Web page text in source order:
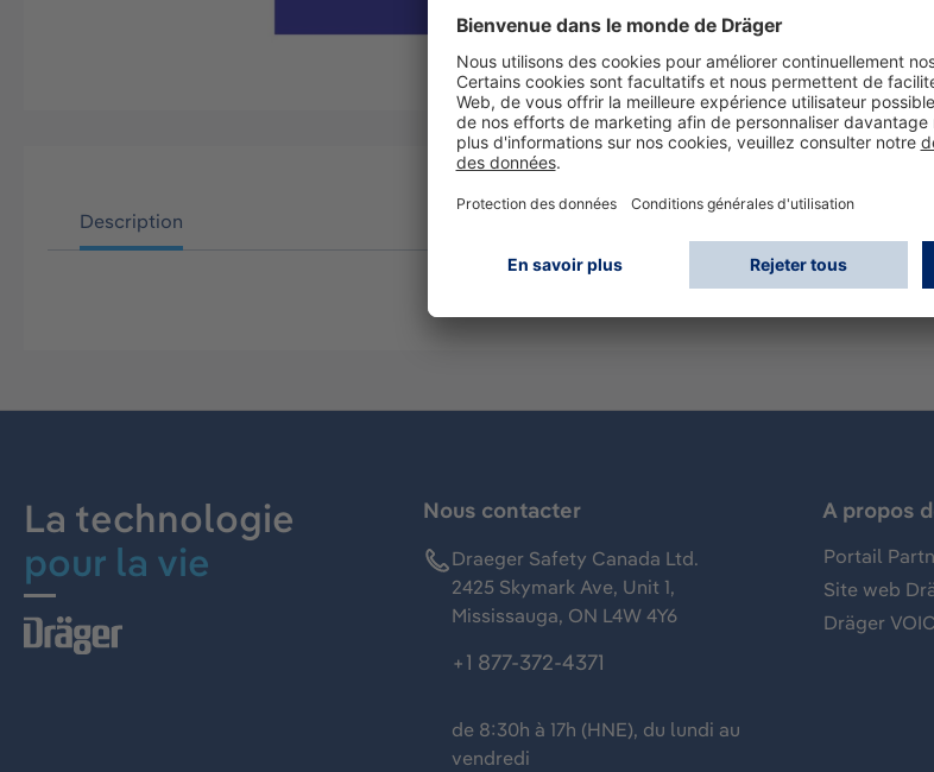
Description
La technologie
pour la vie
Nous contacter
Draeger Safety Canada Ltd.
2425 Skymark Ave, Unit 1,
Mississauga, ON L4W 4Y6
+1 877-372-4371
de 8:30h à 17h (HNE), du lundi au
vendredi
A propos
Portail
Site web
Dräger